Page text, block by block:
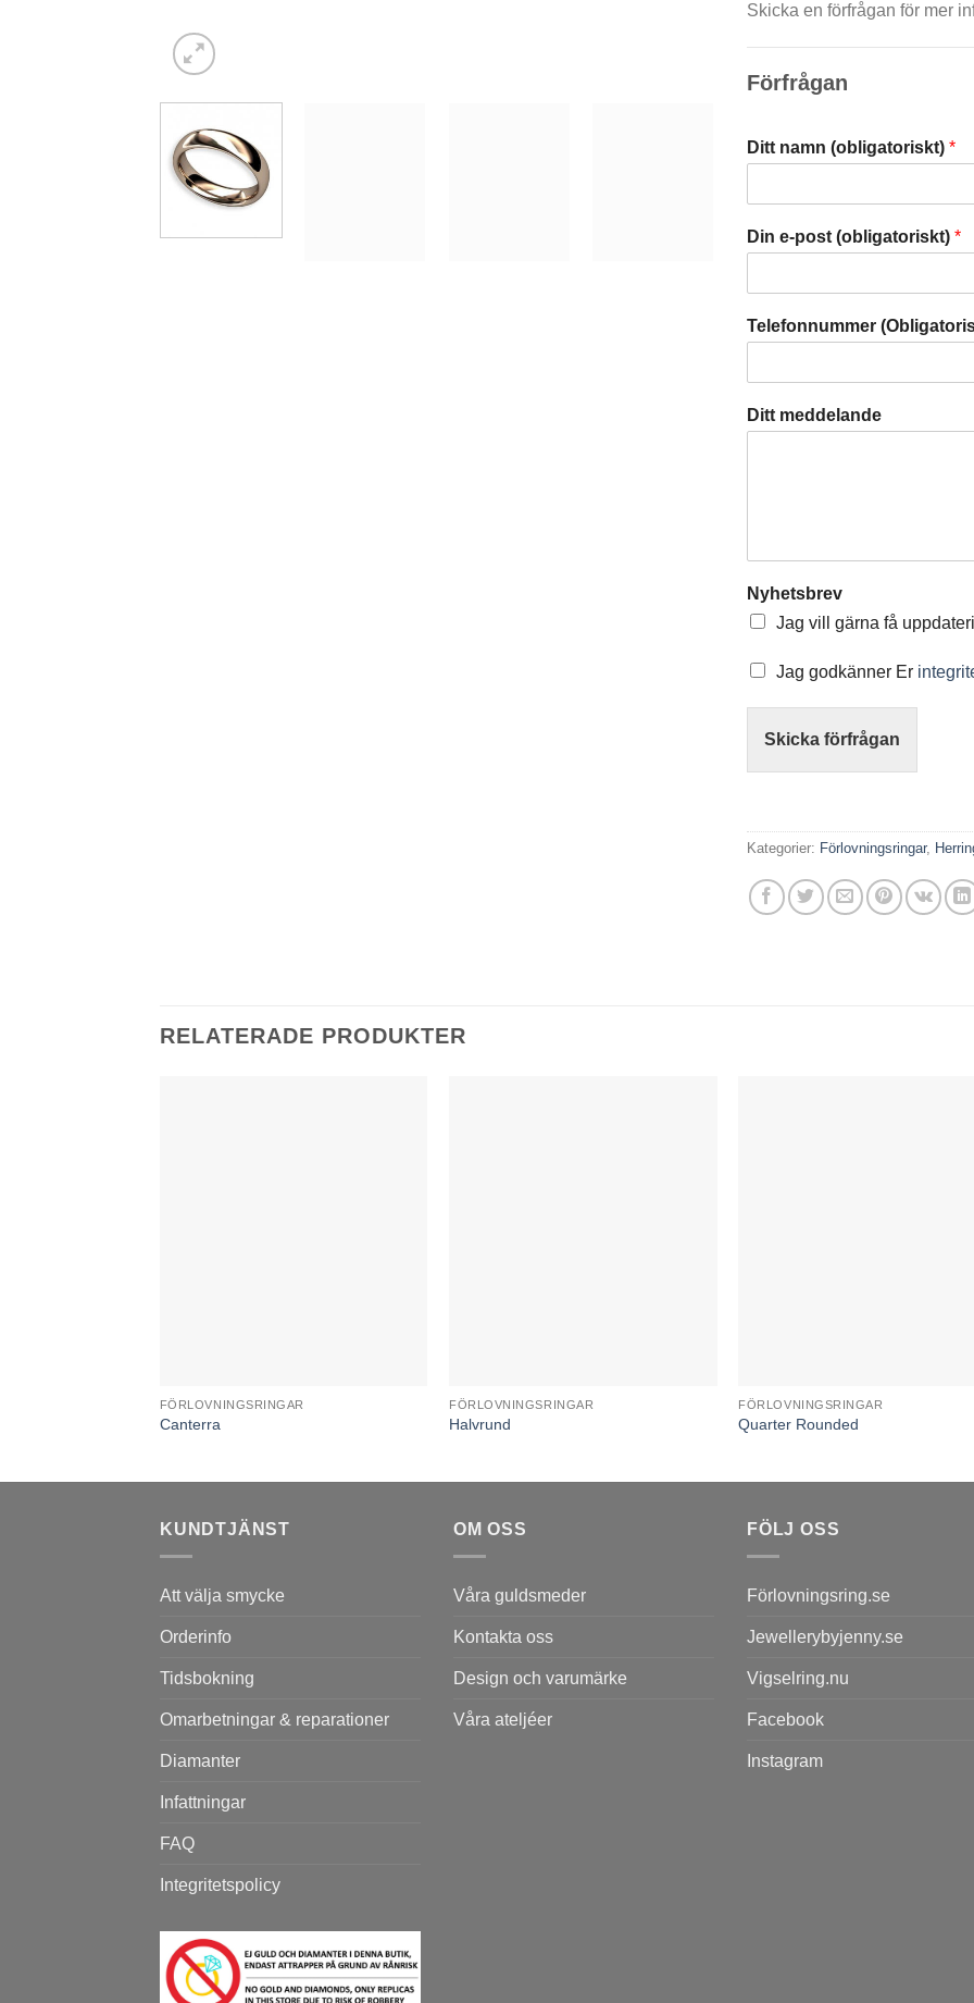
Skicka en förfrågan för mer
Förfrågan
Ditt namn (obligatoriskt) *
Din e-post (obligatoriskt) *
Telefonnummer
Ditt meddelande
Nyhetsbrev
Jag vill gärna få
Jag godkänner Er
Skicka förfrågan
Kategorier: Förlovningsringar,
RELATERADE PRODUKTER
FÖRLOVNINGSRINGAR
Canterra
FÖRLOVNINGSRINGAR
Halvrund
FÖRLOVNINGSRINGAR
Quarter Rounded
KUNDTJÄNST
Att välja smycke
Orderinfo
Tidsbokning
Omarbetningar & reparationer
Diamanter
Infattningar
FAQ
Integritetspolicy
OM OSS
Våra guldsmeder
Kontakta oss
Design och varumärke
Våra ateljéer
FÖLJ OSS
Förlovningsring.se
Jewellerybyjenny.se
Vigselring.nu
Facebook
Instagram